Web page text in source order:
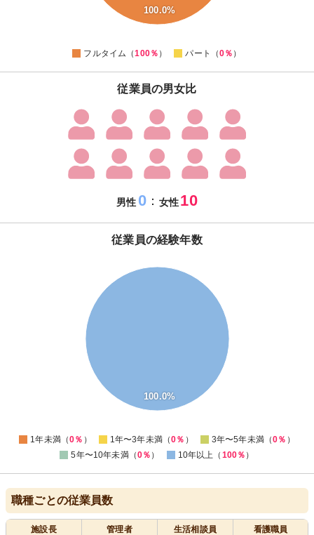
100.0%
フルタイム（100％ ） パート（0％ ）
従業員の男女比
男性 0： 女性10
従業員の経験年数
100.0%
1年未満（0％ ） 1年〜3年未満（0％ ） 3年〜5年未満（0％ ）
5年〜10年未満（0％ ） 10年以上（ 100％ ）
職種ごとの従業員数
施設長 管理者 生活相談員 看護職員